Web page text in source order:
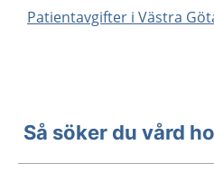
Patientavgifter i Västra
Så söker du vård